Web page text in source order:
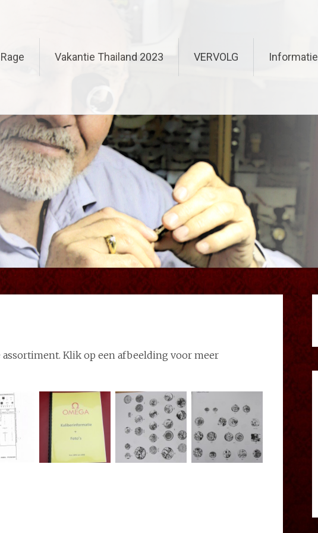
Vakantie Thailand 2023 VERVOLG Informatie
Klik op een afbeelding voor meer